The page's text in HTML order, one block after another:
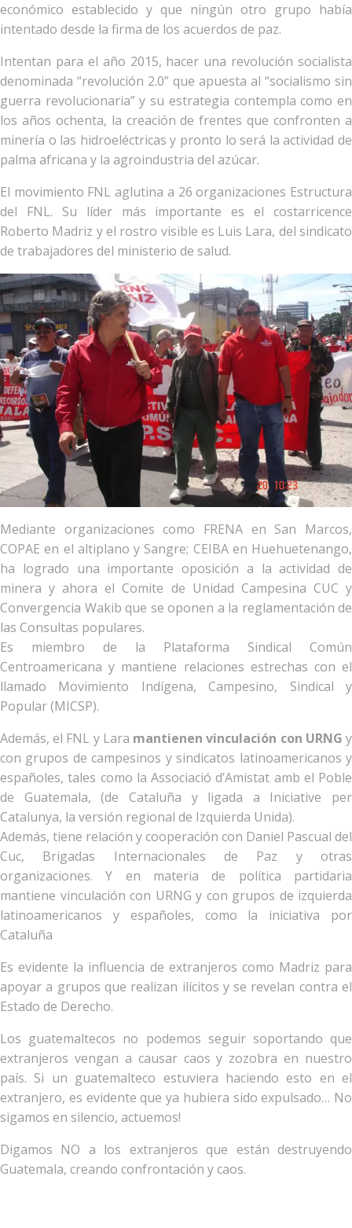
económico establecido y que ningún otro grupo había
intentado desde la firma de los acuerdos de paz.
Intentan para el año 2015, hacer una revolución socialista
denominada “revolución 2.0” que apuesta al “socialismo sin
guerra revolucionaria” y su estrategia contempla como en
los años ochenta, la creación de frentes que confronten a
minería o las hidroeléctricas y pronto lo será la actividad de
palma africana y la agroindustria del azúcar.
El movimiento FNL aglutina a 26 organizaciones Estructura
del FNL. Su líder más importante es el costarricence
Roberto Madriz y el rostro visible es Luis Lara, del sindicato
de trabajadores del ministerio de salud.
Mediante organizaciones como FRENA en San Marcos,
COPAE en el altiplano y Sangre; CEIBA en Huehuetenango,
ha logrado una importante oposición a la actividad de
minera y ahora el Comite de Unidad Campesina CUC y
Convergencia Wakib que se oponen a la reglamentación de
las Consultas populares.
Es miembro de la Plataforma Sindical Común
Centroamericana y mantiene relaciones estrechas con el
llamado Movimiento Indígena, Campesino, Sindical y
Popular (MICSP).
Además, el FNL y Lara mantienen vinculación con URNG y
con grupos de campesinos y sindicatos latinoamericanos y
españoles, tales como la Associació d’Amistat amb el Poble
de Guatemala, (de Cataluña y ligada a Iniciative per
Catalunya, la versión regional de Izquierda Unida).
Además, tiene relación y cooperación con Daniel Pascual del
Cuc, Brigadas Internacionales de Paz y otras
organizaciones. Y en materia de política partidaria
mantiene vinculación con URNG y con grupos de izquierda
latinoamericanos y españoles, como la iniciativa por
Cataluña
Es evidente la influencia de extranjeros como Madriz para
apoyar a grupos que realizan ilícitos y se revelan contra el
Estado de Derecho.
Los guatemaltecos no podemos seguir soportando que
extranjeros vengan a causar caos y zozobra en nuestro
país. Si un guatemalteco estuviera haciendo esto en el
extranjero, es evidente que ya hubiera sido expulsado… No
sigamos en silencio, actuemos!
Digamos NO a los extranjeros que están destruyendo
Guatemala, creando confrontación y caos.